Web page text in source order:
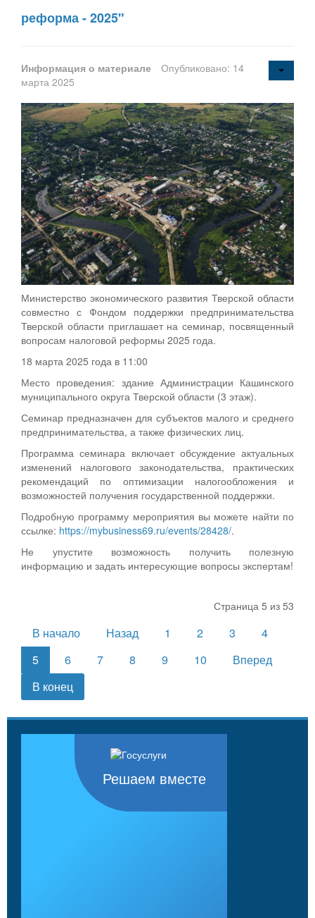
реформа - 2025"
Информация о материале
Опубликовано: 14
марта 2025
Министерство экономического развития Тверской области
совместно с Фондом поддержки предпринимательства
Тверской области приглашает на семинар, посвященный
вопросам налоговой реформы 2025 года.
18 марта 2025 года в 11:00
Место проведения: здание Администрации Кашинского
муниципального округа Тверской области (3 этаж).
Семинар предназначен для субъектов малого и среднего
предпринимательства, а также физических лиц.
Программа семинара включает обсуждение актуальных
изменений налогового законодательства, практических
рекомендаций по оптимизации налогообложения и
возможностей получения государственной поддержки.
Подробную программу мероприятия вы можете найти по
ссылке: https://mybusiness69.ru/events/28428/.
Не упустите возможность получить полезную
информацию и задать интересующие вопросы экспертам!
Страница 5 из 53
В начало Назад 1 2 3
4
5
6 7 8 9 10
Вперед
В конец
Решаем вместе